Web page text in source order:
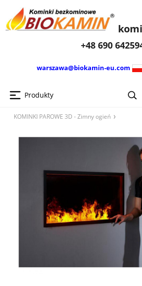
+48 690
warszawa@biokamin-eu.com
Produkty
KOMINKI PAROWE 3D - Zimny ​​ogień